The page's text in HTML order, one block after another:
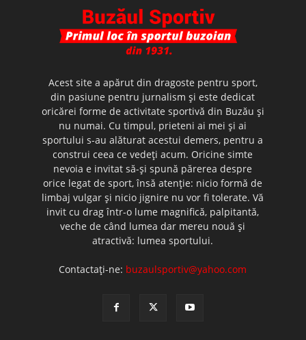
Acest site a apărut din dragoste pentru sport,
din pasiune pentru jurnalism şi este dedicat
oricărei forme de activitate sportivă din Buzău şi
nu numai. Cu timpul, prieteni ai mei şi ai
sportului s-au alăturat acestui demers, pentru a
construi ceea ce vedeţi acum. Oricine simte
nevoia e invitat să-şi spună părerea despre
orice legat de sport, însă atenţie: nicio formă de
limbaj vulgar şi nicio jignire nu vor fi tolerate. Vă
invit cu drag într-o lume magnifică, palpitantă,
veche de când lumea dar mereu nouă şi
atractivă: lumea sportului.
Contactați-ne: buzaulsportiv@yahoo.com